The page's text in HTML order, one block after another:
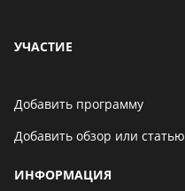
УЧАСТИЕ
Добавить программу
Добавить обзор или статью
ИНФОРМАЦИЯ